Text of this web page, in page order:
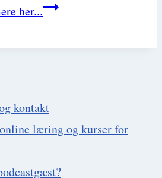
her...Patellaluksation
hund.
eller
ingenting?
kontakt
læring og kurser for